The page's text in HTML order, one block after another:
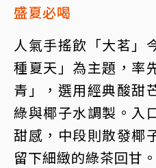
盛夏必喝
人氣手搖飲「大茗」
種夏天」為主題，率
青」，選用經典酸甜
綠與椰子水調製。入
甜感，中段則散發椰
留下細緻的綠茶回甘。